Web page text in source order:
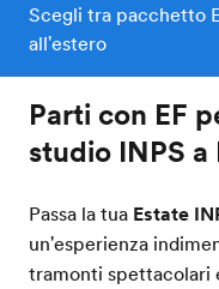
Scegli tra pacchetto
all'estero
Parti con EF
studio INPS
Passa la tua Estate
un'esperienza
tramonti spettacolari